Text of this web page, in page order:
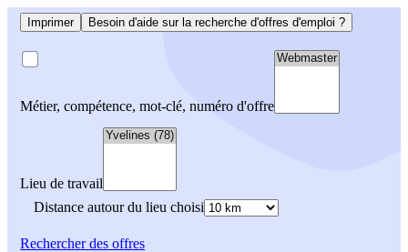
Imprimer Besoin d'aide sur la recherche d'offres d'emploi ?
Métier, compétence, mot-clé, numéro d'offre
Lieu de travail
Distance autour du lieu choisi
Rechercherdes offres